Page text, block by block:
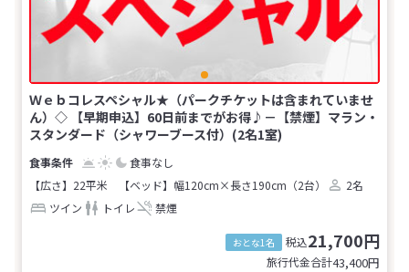
Ｗｅｂコレスペシャル★（パークチケットは含まれていませ
ん）◇ 【早期申込】60日前までがお得♪－【禁煙】マラン・
スタンダード（シャワーブース付）(2名1室)
食事なし
【広さ】22平米
【ベッド】幅120cm×長さ190cm（2台）
2名
ツイン
トイレ 禁煙
おとな1名 税込21,700円
旅行代金合計43,400円